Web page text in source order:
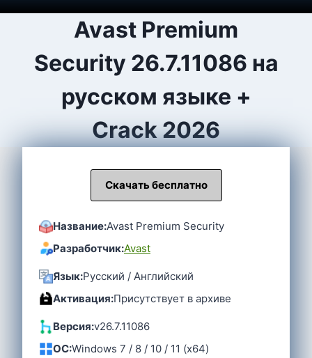
content
Avast Premium
Security 26.7.11086 на
русском языке +
Crack 2026
Скачать бесплатно
Название:Avast Premium Security
Разработчик:Avast
Язык:Русский / Английский
Активация:Присутствует в архиве
Версия:v26.7.11086
OC:Windows 7 / 8 / 10 / 11 (x64)